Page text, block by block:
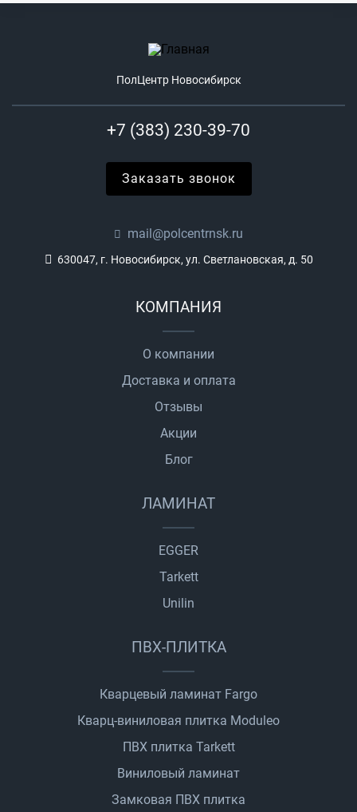
ПолЦентр Новосибирск
+7 (383) 230-39-70
Заказать звонок
mail@polcentrnsk.ru
630047, г. Новосибирск, ул. Светлановская, д. 50
КОМПАНИЯ
О компании
Доставка и оплата
Отзывы
Акции
Блог
ЛАМИНАТ
EGGER
Tarkett
Unilin
ПВХ-ПЛИТКА
Кварцевый ламинат Fargo
Кварц-виниловая плитка Moduleo
ПВХ плитка Tarkett
Виниловый ламинат
Замковая ПВХ плитка